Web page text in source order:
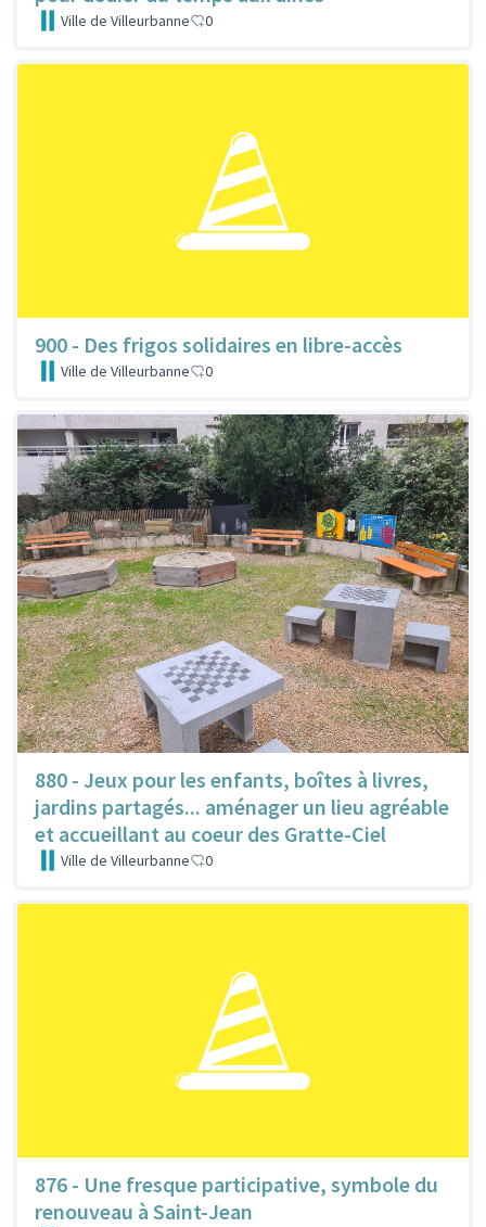
Ville de Villeurbanne 0
900 - Des frigos solidaires en libre-accès
Ville de Villeurbanne 0
880 - Jeux pour les enfants, boîtes à livres,
jardins partagés... aménager un lieu agréable
et accueillant au coeur des Gratte-Ciel
Ville de Villeurbanne 0
876 - Une fresque participative, symbole du
renouveau à Saint-Jean